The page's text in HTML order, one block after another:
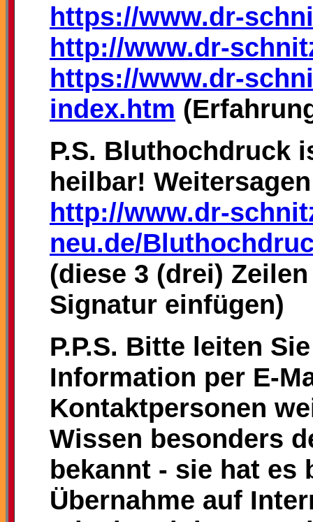
https://www.dr-
http://www.dr-
https://www.dr-
index.htm
P.S. Bluthochdruck
heilbar!
http://www.dr-
neu.de/
(diese 3 (drei)
Signatur einfügen)
P.P.S. Bitte leiten
Information per E-
Kontaktpersonen
Wissen besonders
bekannt - sie hat es
Übernahme auf